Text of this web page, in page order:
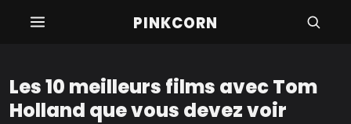
PINKCORN
Les 10 meilleurs films avec Tom
Holland que vous devez voir